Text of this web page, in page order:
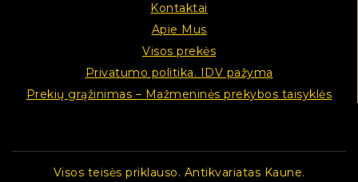
Kontaktai
Apie Mus
Visos prekės
Privatumo politika. IDV pažyma
Prekių grąžinimas – Mažmeninės prekybos taisyklės
Visos teisės priklauso. Antikvariatas Kaune.